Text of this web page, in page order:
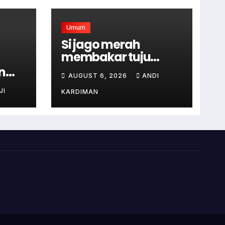
Umum
Si jago merah
membakar tuju
rumah di kampung
satron sodonghilir .
AUGUST 6, 2026 ANDI
KARDIMAN